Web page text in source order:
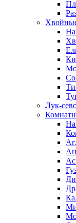
Лук-